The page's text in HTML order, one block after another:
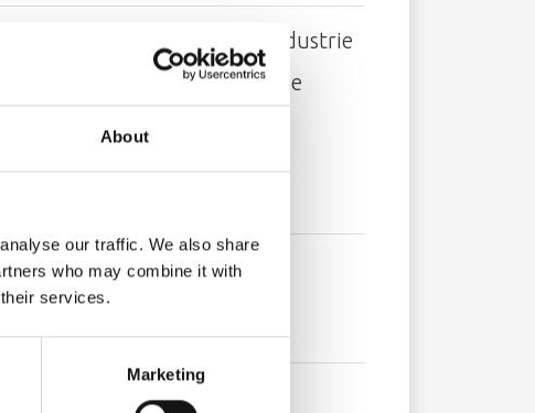
About
our traffic. We also share
who may combine it with
services.
Marketing
Chemische Industrie
Agrochemische
Industrie